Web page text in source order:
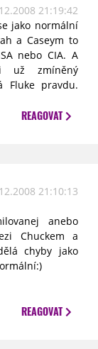
21:19:42
jako normální
a Caseym to
nebo CIA. A
už zmíněný
Fluke pravdu.
REAGOVAT
21:10:13
anebo
Chuckem a
chyby jako
REAGOVAT